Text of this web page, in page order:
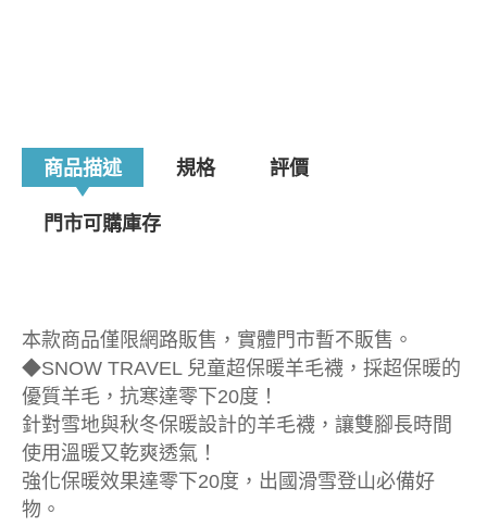
商品描述 規格 評價
門市可購庫存
本款商品僅限網路販售，實體門市暫不販售。
◆SNOW TRAVEL 兒童超保暖羊毛襪，採超保暖的
優質羊毛，抗寒達零下20度！
針對雪地與秋冬保暖設計的羊毛襪，讓雙腳長時間
使用溫暖又乾爽透氣！
強化保暖效果達零下20度，出國滑雪登山必備好
物。